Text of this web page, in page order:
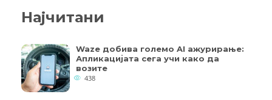
Најчитани
Waze добива големо AI ажурирање:
Апликацијата сега учи како да
возите
438